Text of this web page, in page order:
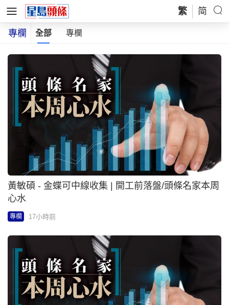
繁 简
專欄 全部 專欄
黃敏碩 - 金蝶可中線收集 | 開工前落盤/頭條名家本周
心水
專欄 17小時前